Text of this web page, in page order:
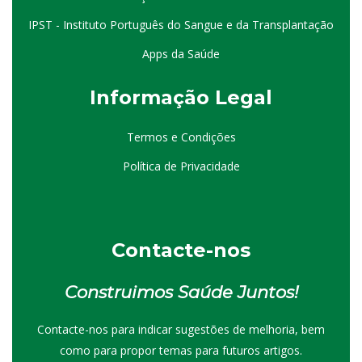
IPST - Instituto Português do Sangue e da Transplantação
Apps da Saúde
Informação Legal
Termos e Condições
Política de Privacidade
Contacte-nos
Construimos Saúde Juntos!
Contacte-nos para indicar sugestões de melhoria, bem
como para propor temas para futuros artigos.